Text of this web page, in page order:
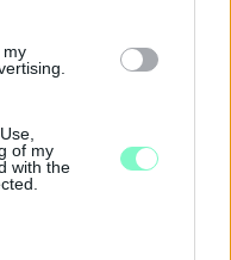
my
of my
with the
HÁZ FELÚJÍTÁSA
CÉGBIRODALOM
SZOMBATHELYI